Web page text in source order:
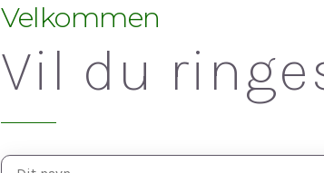
Velkommen
Vil du